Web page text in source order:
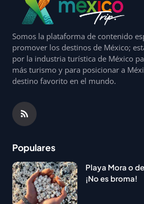
Somos la plataforma de contenido
promover los destinos de México;
por la industria turística de México
más turismo y para posicionar a
destino favorito en el mundo.
Populares
Playa Mora o
¡No es broma!